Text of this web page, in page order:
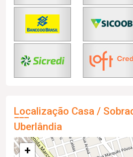
Localização Casa /
Uberlândia
+